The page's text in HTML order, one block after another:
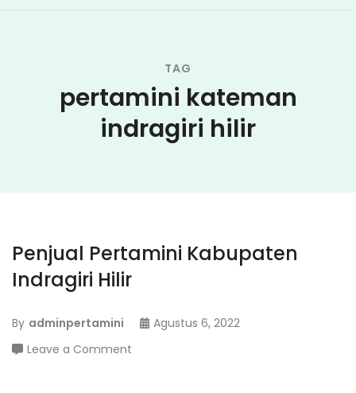
TAG
pertamini kateman
indragiri hilir
Penjual Pertamini Kabupaten
Indragiri Hilir
By adminpertamini
Agustus 6, 2022
Leave a Comment